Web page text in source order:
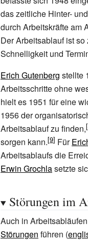
das zeitliche Hinter-
durch Arbeitskräfte am
Der Arbeitsablauf ist
Schnelligkeit und
Erich Gutenberg stellte
Arbeitsschritte ohne
hielt es 1951 für eine
1956 der
Arbeitsablauf zu finden,
sorgen kann.
Für
Arbeitsablaufs die
Erwin Grochlasetzte
Störungen im
Auch in
Störungen führen (